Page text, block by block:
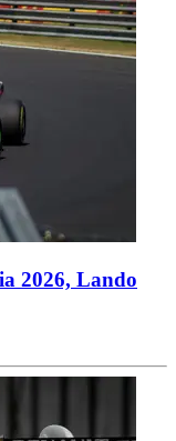
2026, Lando